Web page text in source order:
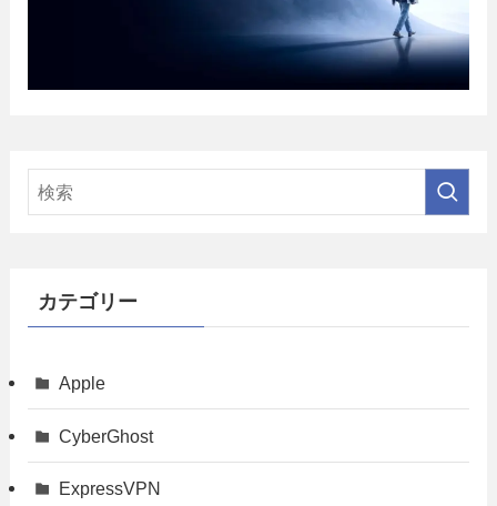
カテゴリー
Apple
CyberGhost
ExpressVPN